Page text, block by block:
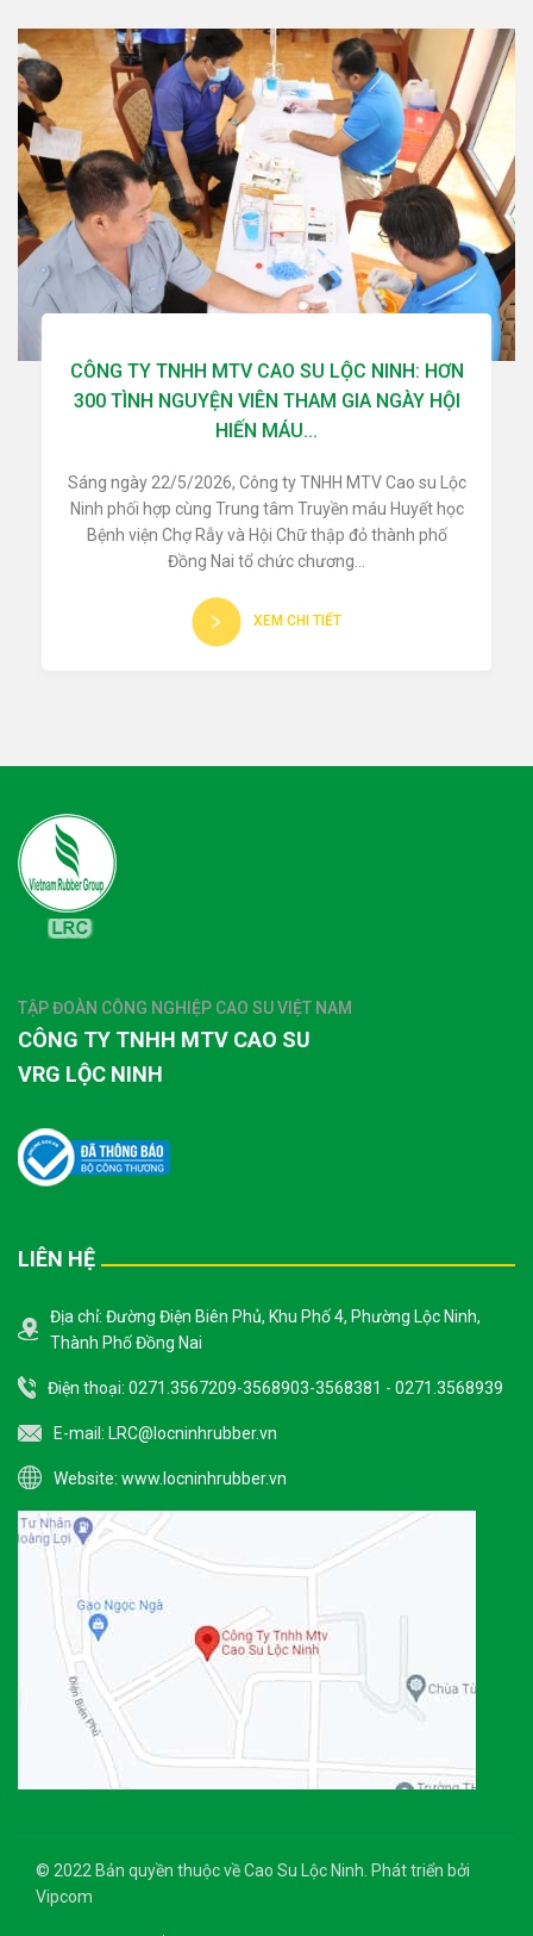
CÔNG TY TNHH MTV CAO SU LỘC NINH: HƠN
300 TÌNH NGUYỆN VIÊN THAM GIA NGÀY HỘI
HIẾN MÁU...
Sáng ngày 22/5/2026, Công ty TNHH MTV Cao su Lộc
Ninh phối hợp cùng Trung tâm Truyền máu Huyết học
Bệnh viện Chợ Rẫy và Hội Chữ thập đỏ thành phố
Đồng Nai tổ chức chương...
XEM CHI TIẾT
TẬP ĐOÀN CÔNG NGHIỆP CAO SU VIỆT NAM
CÔNG TY TNHH MTV CAO SU
VRG LỘC NINH
LIÊN HỆ
Địa chỉ: Đường Điện Biên Phủ, Khu Phố 4, Phường Lộc Ninh,
Thành Phố Đồng Nai
Điện thoại: 0271.3567209-3568903-3568381 - 0271.3568939
E-mail: LRC@locninhrubber.vn
Website: www.locninhrubber.vn
© 2022 Bản quyền thuộc về Cao Su Lộc Ninh. Phát triển bởi
Vipcom